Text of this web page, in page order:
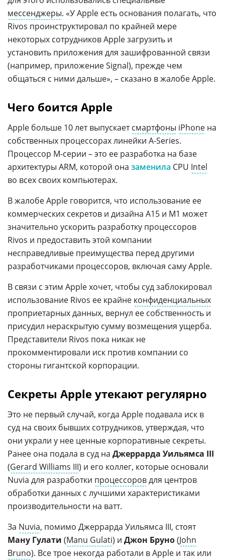
мессенджеры. «У Apple есть основания полагать, что
Rivos проинструктировал по крайней мере
некоторых сотрудников Apple загрузить и
установить приложения для зашифрованной связи
(например, приложение Signal), прежде чем
общаться с ними дальше», – сказано в жалобе Apple.
Чего боится Apple
Apple больше 10 лет выпускаетсмартфоны iPhone на
собственных процессорах линейки A-Series.
Процессор М-серии – это ее разработка на базе
архитектуры ARM, которой она заменила CPU Intel
во всех своих компьютерах.
В жалобе Apple говорится, что использование ее
коммерческих секретов и дизайна A15 и M1 может
значительно ускорить разработку процессоров
Rivos и предоставить этой компании
несправедливые преимущества перед другими
разработчиками процессоров, включая саму Apple.
В связи с этим Apple хочет, чтобы суд заблокировал
использование Rivos ее крайне конфиденциальных
проприетарных данных, вернул ее собственность и
присудил нераскрытую сумму возмещения ущерба.
Представители Rivos пока никак не
прокомментировали иск против компании со
стороны гигантской корпорации.
Секреты Apple утекают регулярно
Это не первый случай, когда Apple подавала иск в
суд на своих бывших сотрудников, утверждая, что
они украли у нее ценные корпоративные секреты.
Ранее она подала в суд на Джеррарда Уильямса III
(Gerard Williams III) и его коллег, которые основали
Nuvia для разработки процессоровдля центров
обработки данных с лучшими характеристиками
производительности на ватт.
За Nuvia, помимо Джеррарда Уильямса III, стоят
Ману Гулати (Manu Gulati) и Джон Бруно(John
Bruno). Все трое некогда работали в Apple и так или